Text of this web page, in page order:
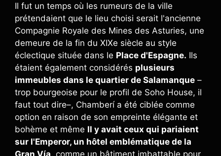
Il fut un temps où les rumeurs de la ville
prétendaient que le lieu choisi serait l'ancienne
Compagnie Royale des Mines des Asturies, une
demeure de la fin du XIXe siècle au style
éclectique située dans le Place d'Espagne. Ils
étaient également considérés plusieurs
immeubles dans le quartier de Salamanque –
trop bourgeoise pour le profil de Soho House, il
faut tout dire–, Chamberí a été ciblée comme
option en raison de son empreinte élégante et
bohème et même Il y avait ceux qui pariaient
sur l'Emperor, un hôtel emblématique de la
Gran Vía, comme un bâtiment imbattable pour